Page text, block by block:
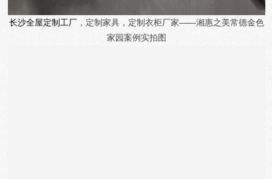
长沙全屋定制工厂 ，定制家具，定制衣柜厂家——湘惠之美常德金色
家园案例实拍图